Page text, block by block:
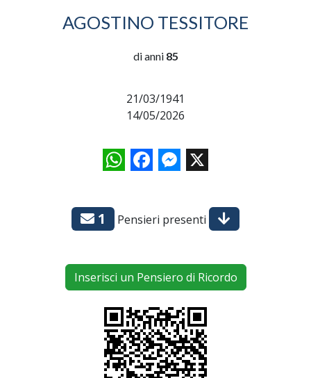
AGOSTINO TESSITORE
di anni 85
21/03/1941
14/05/2026
WhatsAppFacebookMessenger
X
1 Pensieri presenti
Inserisci un Pensiero di Ricordo